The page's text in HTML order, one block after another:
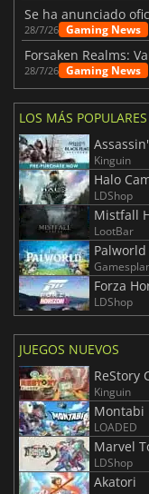
28/7/26 Gaming News
28/7/26 Gaming News
LOS MÁS POPULARES
Kinguin
Halo
LDShop
Mistfall
LootBar
Palworld
Forza
LDShop
JUEGOS NUEVOS
ReStory
Kinguin
Montabi
LOADED
Marvel
LDShop
Akatori